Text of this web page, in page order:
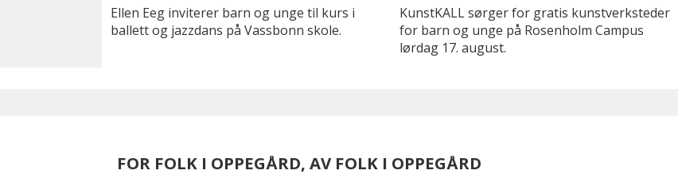
Ellen Eeg inviterer barn og unge til kurs i
ballett og jazzdans på Vassbonn skole.
KunstKALL sørger for gratis kunstverksteder
for barn og unge på Rosenholm Campus
lørdag 17. august.
FOR FOLK I OPPEGÅRD, AV FOLK I OPPEGÅRD